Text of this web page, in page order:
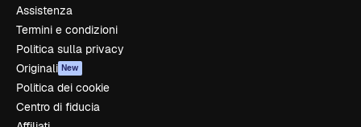
Assistenza
Termini e condizioni
Politica sulla privacy
Originali New
Politica dei cookie
Centro di fiducia